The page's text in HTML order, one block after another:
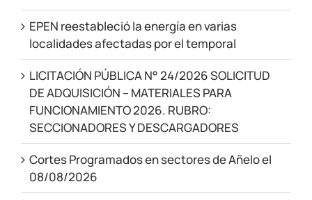
EPEN reestableció la energía en varias
localidades afectadas por el temporal
LICITACIÓN PÚBLICA N° 24/2026 SOLICITUD
DE ADQUISICIÓN – MATERIALES PARA
FUNCIONAMIENTO 2026. RUBRO:
SECCIONADORES Y DESCARGADORES
Cortes Programados en sectores de Añelo el
08/08/2026